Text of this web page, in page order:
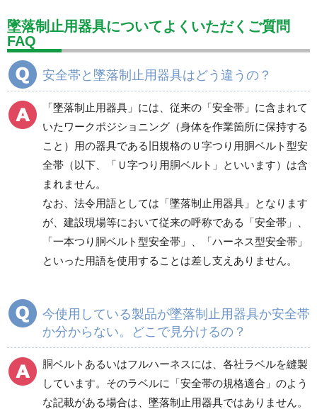
設備用品・作業補助用品 工事作業用品
分煙対策機器 衛生用品 保安・保守用品
電気保守用品 ワイパー クリーンルーム対策用品
防災グッズ（防災セット） 救急医療品
健康管理器具 季節商品 ウイルス対策用品
商品カテゴリ一覧
ワークポジショニング
用器具
親綱式墜落防止器具
傾斜面・垂直面用 墜落防止装置
付属品／その他
フルハーネス（型）／
ランヤード
胴ベルト型 安全ブロック
墜落制止用器具についてよくいただくご質問
FAQ
安全帯と墜落制止用器具はどう違うの？
「墜落制止用器具」には、従来の「安全帯」に含まれて
いたワークポジショニング（身体を作業箇所に保持する
こと）用の器具である旧規格のＵ字つり用胴ベルト型安
全帯（以下、「Ｕ字つり用胴ベルト」といいます）は含
まれません。
なお、法令用語としては「墜落制止用器具」となります
が、建設現場等において従来の呼称である「安全帯」、
「一本つり胴ベルト型安全帯」、「ハーネス型安全帯」
といった用語を使用することは差し支えありません。
今使用している製品が墜落制止用器具か安全帯
か分からない。どこで見分けるの？
胴ベルトあるいはフルハーネスには、各社ラベルを縫製
しています。そのラベルに「安全帯の規格適合」のよう
な記載がある場合は、墜落制止用器具ではありません。